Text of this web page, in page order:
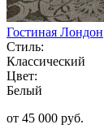
Гостиная Лондон
Стиль:
Классический
Цвет:
Белый
от 45 000 руб.